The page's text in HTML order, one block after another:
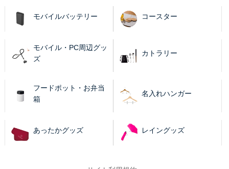
モバイルバッテリー コースター
モバイル・PC周辺グッ
ズ
カトラリー
フードポット・お弁当
箱
名入れハンガー
あったかグッズ レイングッズ